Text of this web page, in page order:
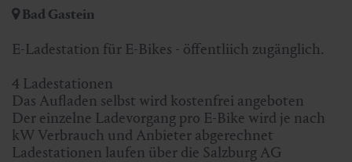
Bad Gastein
E-Ladestation für E-Bikes - öffentliich zugänglich.
4 Ladestationen
Das Aufladen selbst wird kostenfrei angeboten
Der einzelne Ladevorgang pro E-Bike wird je nach
kW Verbrauch und Anbieter abgerechnet
Ladestationen laufen über die Salzburg AG